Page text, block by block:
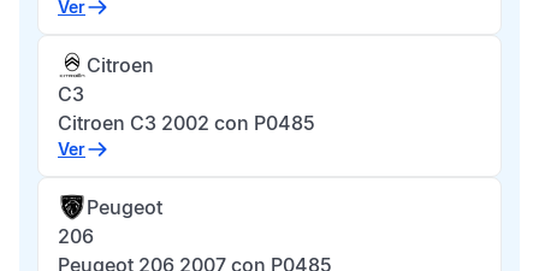
Ver
Citroen
C3
Citroen C3 2002 con P0485
Ver
Peugeot
206
Peugeot 206 2007 con P0485